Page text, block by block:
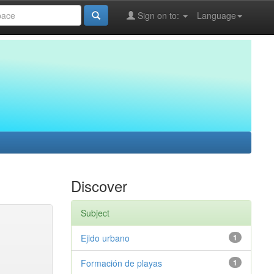
Language
Sign on to:
Discover
Subject
1
Ejido urbano
1
Formación de playas